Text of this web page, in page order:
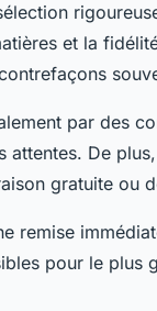
et la
par des
De
gratuite ou
remise
pour le plus